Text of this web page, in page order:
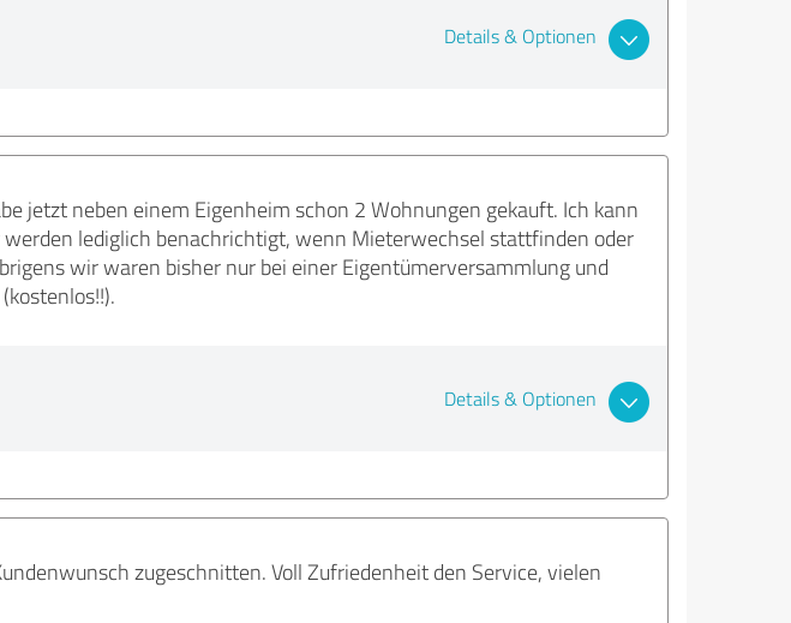
Details & Optionen
jetzt neben einem Eigenheim schon 2 Wohnungen gekauft. Ich kann
lediglich benachrichtigt, wenn Mieterwechsel stattfinden oder
wir waren bisher nur bei einer Eigentümerversammlung und
Details & Optionen
zugeschnitten. Voll Zufriedenheit den Service, vielen